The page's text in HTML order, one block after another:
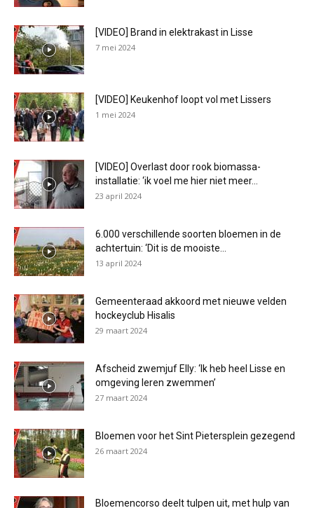
[VIDEO] Brand in elektrakast in Lisse
7 mei 2024
[VIDEO] Keukenhof loopt vol met Lissers
1 mei 2024
[VIDEO] Overlast door rook biomassa-
installatie: ‘ik voel me hier niet meer...
23 april 2024
6.000 verschillende soorten bloemen in de
achtertuin: ‘Dit is de mooiste...
13 april 2024
Gemeenteraad akkoord met nieuwe velden
hockeyclub Hisalis
29 maart 2024
Afscheid zwemjuf Elly: ‘Ik heb heel Lisse en
omgeving leren zwemmen’
27 maart 2024
Bloemen voor het Sint Pietersplein gezegend
26 maart 2024
Bloemencorso deelt tulpen uit, met hulp van